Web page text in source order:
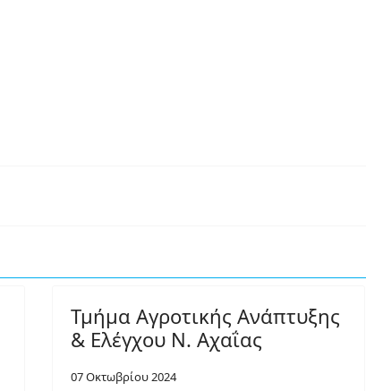
Τμήμα Αγροτικής Ανάπτυξης
& Ελέγχου Ν. Αχαΐας
07 Οκτωβρίου 2024